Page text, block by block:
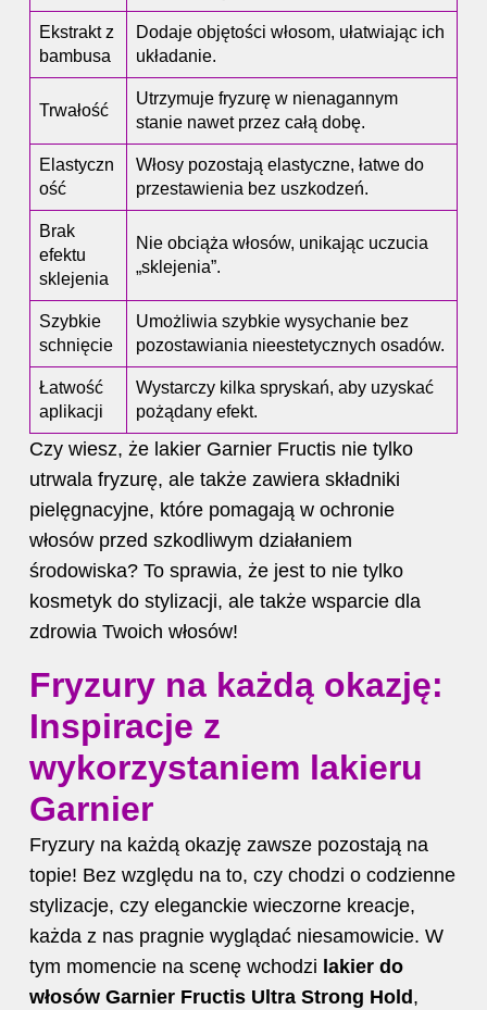
Ekstrakt z
bambusa
Dodaje objętości włosom, ułatwiając ich
układanie.
Trwałość
Utrzymuje fryzurę w nienagannym
stanie nawet przez całą dobę.
Elastyczn
ość
Włosy pozostają elastyczne, łatwe do
przestawienia bez uszkodzeń.
Brak
efektu
sklejenia
Nie obciąża włosów, unikając uczucia
„sklejenia”.
Szybkie
schnięcie
Umożliwia szybkie wysychanie bez
pozostawiania nieestetycznych osadów.
Łatwość
aplikacji
Wystarczy kilka spryskań, aby uzyskać
pożądany efekt.
Czy wiesz, że lakier Garnier Fructis nie tylko
utrwala fryzurę, ale także zawiera składniki
pielęgnacyjne, które pomagają w ochronie
włosów przed szkodliwym działaniem
środowiska? To sprawia, że jest to nie tylko
kosmetyk do stylizacji, ale także wsparcie dla
zdrowia Twoich włosów!
Fryzury na każdą okazję:
Inspiracje z
wykorzystaniem lakieru
Garnier
Fryzury na każdą okazję zawsze pozostają na
topie! Bez względu na to, czy chodzi o codzienne
stylizacje, czy eleganckie wieczorne kreacje,
każda z nas pragnie wyglądać niesamowicie. W
tym momencie na scenę wchodzi lakier do
włosów Garnier Fructis Ultra Strong Hold,